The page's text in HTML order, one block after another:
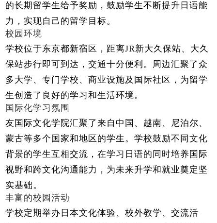
的长期留学生给予奖励，鼓励学生不断提升日语能
力，实现自己的留学目标。
校园环境
学校位于东京都新宿区，距离JR新大久保站、大久
保站步行即可到达，交通十分便利。周边汇聚了众
多大学、专门学校、商业设施及国际社区，为留学
生创造了良好的学习和生活环境。
国际化学习氛围
友国际文化学院汇聚了来自中国、越南、尼泊尔、
蒙古等多个国家和地区的学生。学校鼓励不同文化
背景的学生互相交流，在学习日语的同时培养国际
视野和跨文化沟通能力，为未来升学和就业奠定坚
实基础。
丰富的校园活动
学校定期举办日本文化体验、校外教学、交流活